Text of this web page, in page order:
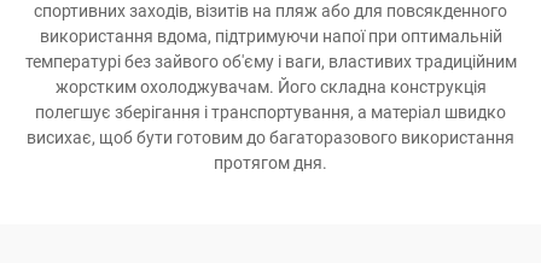
спортивних заходів, візитів на пляж або для повсякденного
використання вдома, підтримуючи напої при оптимальній
температурі без зайвого об'єму і ваги, властивих традиційним
жорстким охолоджувачам. Його складна конструкція
полегшує зберігання і транспортування, а матеріал швидко
висихає, щоб бути готовим до багаторазового використання
протягом дня.